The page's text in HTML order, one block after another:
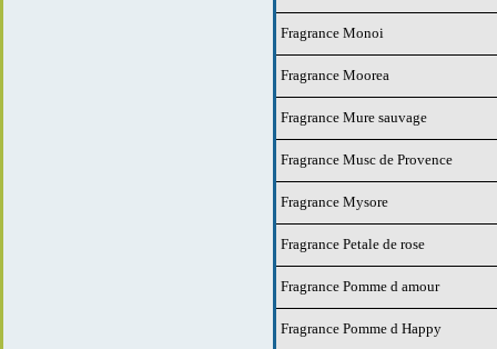
Fragrance Monoi
Fragrance Moorea
Fragrance Mure sauvage
Fragrance Musc de Provence
Fragrance Mysore
Fragrance Petale de rose
Fragrance Pomme d amour
Fragrance Pomme d Happy